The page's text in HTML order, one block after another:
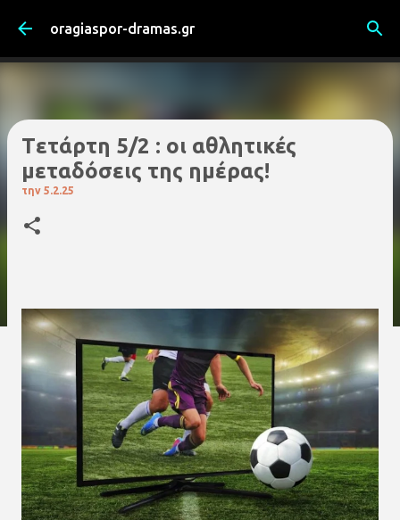
Μετάβαση στο κύριο περιεχόμενο
oragiaspor-dramas.gr
Tετάρτη 5/2 : οι αθλητικές
μεταδόσεις της ημέρας!
την 5.2.25